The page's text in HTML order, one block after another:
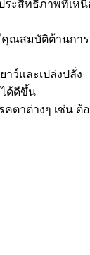
ะสิทธิภาพที่เหนื
คุณสมบัติต้านกา
ว์และเปล่งปลั่ง
ด้ดีขึ้น
ตาต่างๆ เช่น